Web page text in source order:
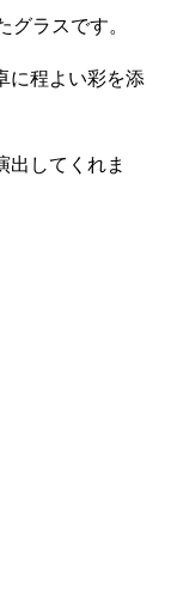
グラスです。
に程よい彩を添
出してくれま